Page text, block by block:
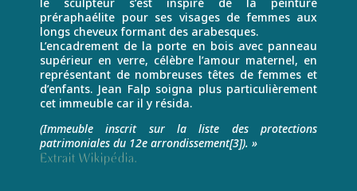
préraphaélite pour ses visages de femmes aux
longs cheveux formant des arabesques.
L’encadrement de la porte en bois avec panneau
supérieur en verre, célèbre l’amour maternel, en
représentant de nombreuses têtes de femmes et
d’enfants. Jean Falp soigna plus particulièrement
cet immeuble car il y résida.
(Immeuble inscrit sur la liste des protections
patrimoniales du 12e arrondissement[3]). »
Extrait Wikipédia.